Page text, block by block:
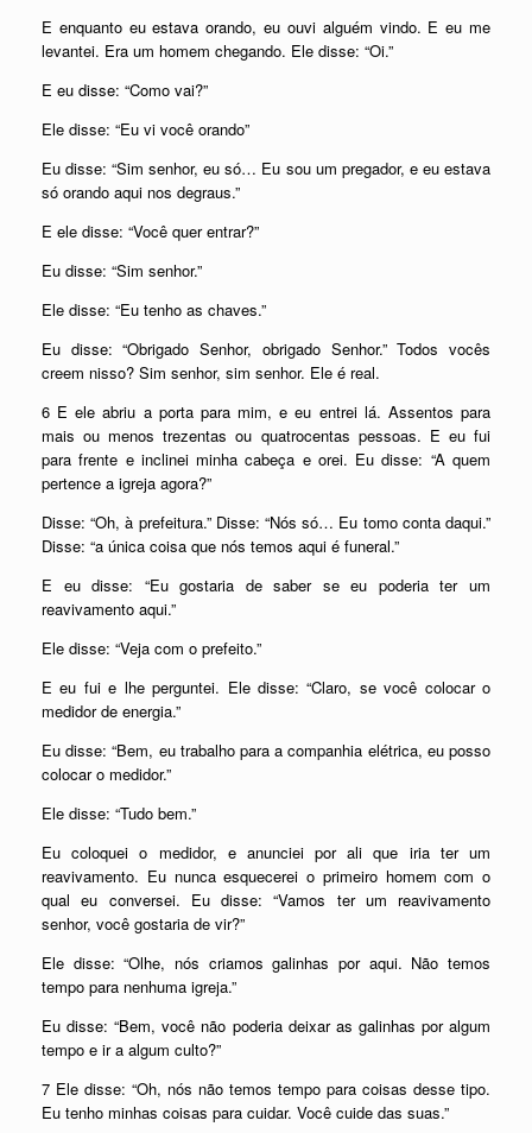
E enquanto eu estava orando, eu ouvi alguém vindo. E eu me
levantei. Era um homem chegando. Ele disse: “Oi.”
E eu disse: “Como vai?”
Ele disse: “Eu vi você orando”
Eu disse: “Sim senhor, eu só… Eu sou um pregador, e eu estava
só orando aqui nos degraus.”
E ele disse: “Você quer entrar?”
Eu disse: “Sim senhor.”
Ele disse: “Eu tenho as chaves.”
Eu disse: “Obrigado Senhor, obrigado Senhor.” Todos vocês
creem nisso? Sim senhor, sim senhor. Ele é real.
6 E ele abriu a porta para mim, e eu entrei lá. Assentos para
mais ou menos trezentas ou quatrocentas pessoas. E eu fui
para frente e inclinei minha cabeça e orei. Eu disse: “A quem
pertence a igreja agora?”
Disse: “Oh, à prefeitura.” Disse: “Nós só… Eu tomo conta daqui.”
Disse: “a única coisa que nós temos aqui é funeral.”
E eu disse: “Eu gostaria de saber se eu poderia ter um
reavivamento aqui.”
Ele disse: “Veja com o prefeito.”
E eu fui e lhe perguntei. Ele disse: “Claro, se você colocar o
medidor de energia.”
Eu disse: “Bem, eu trabalho para a companhia elétrica, eu posso
colocar o medidor.”
Ele disse: “Tudo bem.”
Eu coloquei o medidor, e anunciei por ali que iria ter um
reavivamento. Eu nunca esquecerei o primeiro homem com o
qual eu conversei. Eu disse: “Vamos ter um reavivamento
senhor, você gostaria de vir?”
Ele disse: “Olhe, nós criamos galinhas por aqui. Não temos
tempo para nenhuma igreja.”
Eu disse: “Bem, você não poderia deixar as galinhas por algum
tempo e ir a algum culto?”
7 Ele disse: “Oh, nós não temos tempo para coisas desse tipo.
Eu tenho minhas coisas para cuidar. Você cuide das suas.”